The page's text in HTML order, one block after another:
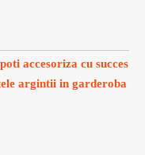
accesoriza cu succes
argintii in garderoba